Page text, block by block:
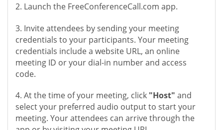
2. Launch the FreeConferenceCall.com app.
3. Invite attendees by sending your meeting
credentials to your participants. Your meeting
credentials include a website URL, an online
meeting ID or your dial-in number and access
code.
4. At the time of your meeting, click "Host" and
select your preferred audio output to start your
meeting. Your attendees can arrive through the